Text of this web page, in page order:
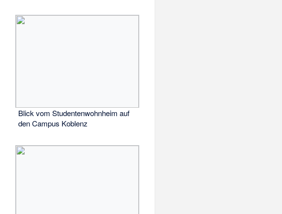
Blick vom Studentenwohnheim auf
den Campus Koblenz